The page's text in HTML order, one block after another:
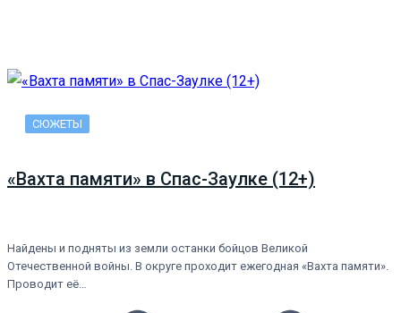
СЮЖЕТЫ
«Вахта памяти» в Спас-Заулке (12+)
Найдены и подняты из земли останки бойцов Великой
Отечественной войны. В округе проходит ежегодная «Вахта памяти».
Проводит её…